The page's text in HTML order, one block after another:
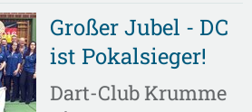
Großer Jubel - DC
ist Pokalsieger!
Dart-Club Krumme